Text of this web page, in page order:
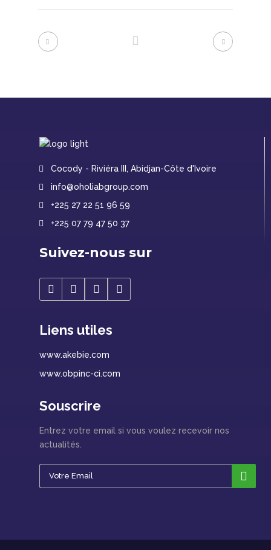
Cocody - Riviéra III, Abidjan-Côte d'Ivoire
info@oholiabgroup.com
+225 27 22 51 96 59
+225 07 79 47 50 37
Suivez-nous sur
Liens utiles
www.akebie.com
www.obpinc-ci.com
Souscrire
Entrez votre email si vous voulez recevoir nos
actualités.